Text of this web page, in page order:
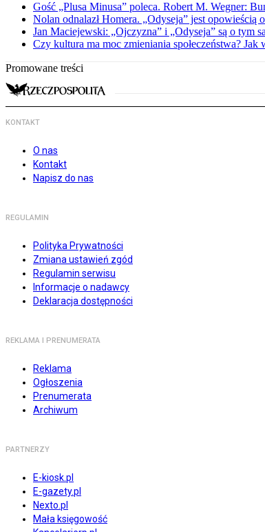
Gość „Plusa Minusa” poleca. Robert M. Wegner:
Nolan odnalazł Homera. „Odyseja” jest opowieścią
Jan Maciejewski: „Ojczyzna” i „Odyseja” są o tym
Czy kultura ma moc zmieniania społeczeństwa? Jak
Promowane treści
KONTAKT
O nas
Kontakt
Napisz do nas
REGULAMIN
Polityka Prywatności
Zmiana ustawień zgód
Regulamin serwisu
Informacje o nadawcy
Deklaracja dostępności
REKLAMA I PRENUMERATA
Reklama
Ogłoszenia
Prenumerata
Archiwum
PARTNERZY
E-kiosk.pl
E-gazety.pl
Nexto.pl
Mała księgowość